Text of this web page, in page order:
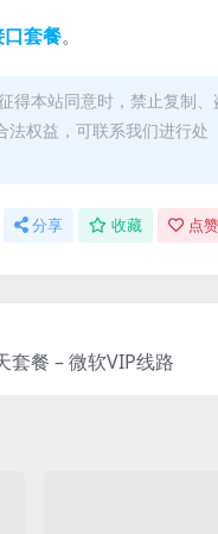
口套餐。
得本站同意时，禁止复制、
法权益，可联系我们进行处
分享 收藏 点
套餐 – 微软VIP线路